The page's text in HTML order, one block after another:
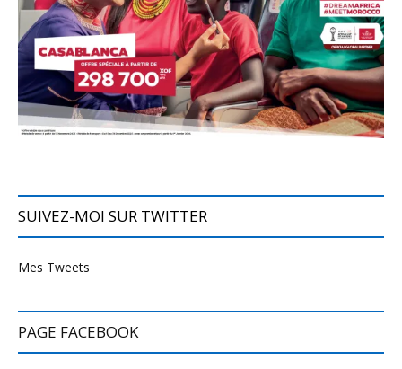
SUIVEZ-MOI SUR TWITTER
Mes Tweets
PAGE FACEBOOK